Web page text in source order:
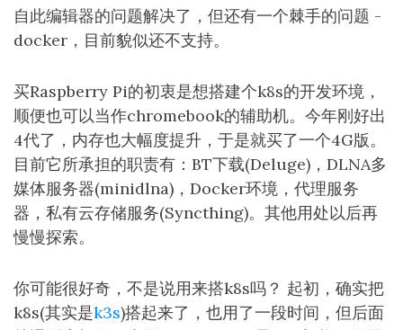
自此编辑器的问题解决了，但还有一个棘手的问题 -
docker，目前貌似还不支持。
买Raspberry Pi的初衷是想搭建个k8s的开发环境，
顺便也可以当作chromebook的辅助机。今年刚好出
4代了，内存也大幅度提升，于是就买了一个4G版。
目前它所承担的职责有：BT下载(Deluge)，DLNA多
媒体服务器(minidlna)，Docker环境，代理服务
器，私有云存储服务(Syncthing)。其他用处以后再
慢慢探索。
你可能很好奇，不是说用来搭k8s吗？ 起初，确实把
k8s(其实是k3s)搭起来了，也用了一段时间，但后面